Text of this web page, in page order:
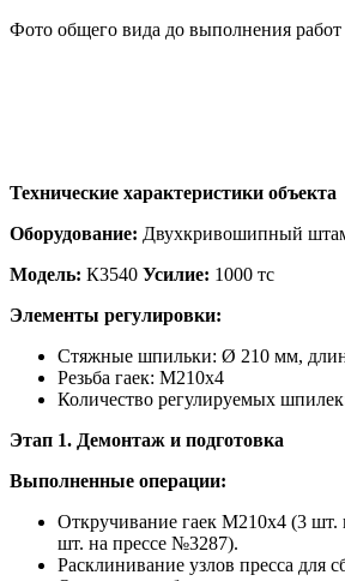
Фото общего вида до выполнения работ
Технические характеристики объекта
Оборудование: Двухкривошипный
Модель: К3540 Усилие: 1000 тс
Элементы регулировки:
Стяжные шпильки: Ø 210 мм,
Резьба гаек: М210х4
Количество регулируемых
Этап 1. Демонтаж и подготовка
Выполненные операции:
Откручивание гаек М210х4 (3 шт.
шт. на прессе №3287).
Расклинивание узлов пресса для